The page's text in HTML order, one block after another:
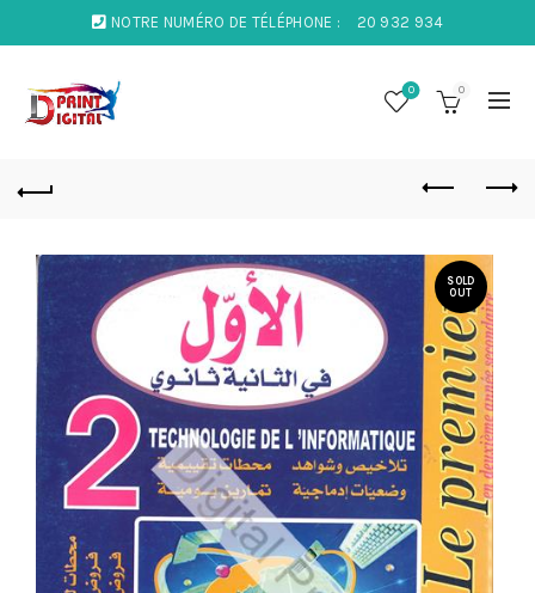
NOTRE NUMÉRO DE TÉLÉPHONE : 20 932 934
0 0
SOLD
OUT